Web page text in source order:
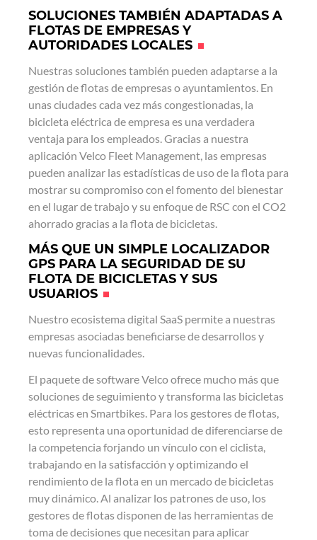
SOLUCIONES TAMBIÉN ADAPTADAS A
FLOTAS DE EMPRESAS Y
AUTORIDADES LOCALES
Nuestras soluciones también pueden adaptarse a la
gestión de flotas de empresas o ayuntamientos. En
unas ciudades cada vez más congestionadas, la
bicicleta eléctrica de empresa es una verdadera
ventaja para los empleados. Gracias a nuestra
aplicación Velco Fleet Management, las empresas
pueden analizar las estadísticas de uso de la flota para
mostrar su compromiso con el fomento del bienestar
en el lugar de trabajo y su enfoque de RSC con el CO2
ahorrado gracias a la flota de bicicletas.
MÁS QUE UN SIMPLE LOCALIZADOR
GPS PARA LA SEGURIDAD DE SU
FLOTA DE BICICLETAS Y SUS
USUARIOS
Nuestro ecosistema digital SaaS permite a nuestras
empresas asociadas beneficiarse de desarrollos y
nuevas funcionalidades.
El paquete de software Velco ofrece mucho más que
soluciones de seguimiento y transforma las bicicletas
eléctricas en Smartbikes. Para los gestores de flotas,
esto representa una oportunidad de diferenciarse de
la competencia forjando un vínculo con el ciclista,
trabajando en la satisfacción y optimizando el
rendimiento de la flota en un mercado de bicicletas
muy dinámico. Al analizar los patrones de uso, los
gestores de flotas disponen de las herramientas de
toma de decisiones que necesitan para aplicar